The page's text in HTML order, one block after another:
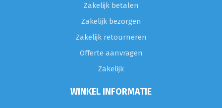
Zakelijk betalen
Zakelijk bezorgen
Zakelijk retourneren
Offerte aanvragen
Zakelijk
WINKEL INFORMATIE